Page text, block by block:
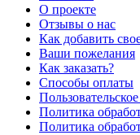
О проекте
Отзывы о нас
Как добавить
Ваши пожелания
Как заказать?
Способы оплаты
Политика
Политика